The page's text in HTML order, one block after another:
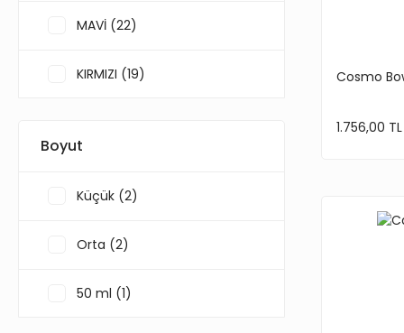
MAXX ROYAL (3)
Nano Smoke (3)
MAVİ (22)
KIRMIZI (19)
Boyut
Küçük (2)
Orta (2)
50 ml (1)
Cosmo
1.756,00 TL